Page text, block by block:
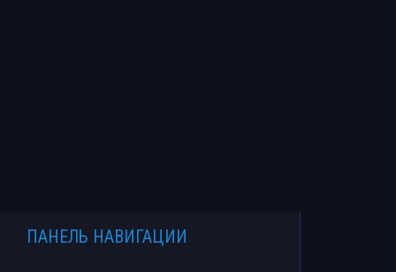
ПАНЕЛЬ НАВИГАЦИИ